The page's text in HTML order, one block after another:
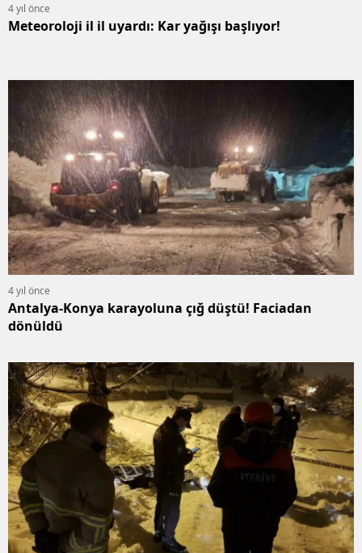
4 yıl önce
Meteoroloji il il uyardı: Kar yağışı başlıyor!
4 yıl önce
Antalya-Konya karayoluna çığ düştü! Faciadan
dönüldü